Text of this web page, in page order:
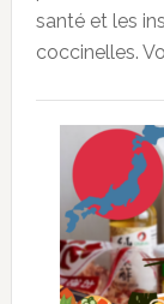
santé et les
coccinelles.